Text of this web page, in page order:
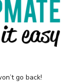
go back!